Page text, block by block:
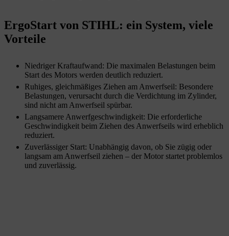
ErgoStart von STIHL: ein System, viele
Vorteile
Niedriger Kraftaufwand: Die maximalen Belastungen beim
Start des Motors werden deutlich reduziert.
Ruhiges, gleichmäßiges Ziehen am Anwerfseil: Besondere
Belastungen, verursacht durch die Verdichtung im Zylinder,
sind nicht am Anwerfseil spürbar.
Langsamere Anwerfgeschwindigkeit: Die erforderliche
Geschwindigkeit beim Ziehen des Anwerfseils wird erheblich
reduziert.
Zuverlässiger Start: Unabhängig davon, ob Sie zügig oder
langsam am Anwerfseil ziehen – der Motor startet problemlos
und zuverlässig.